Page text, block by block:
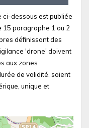
dessous est publiée
15 paragraphe 1 ou 2
définissant des
'drone' doivent
aux zones
de validité, soient
unique et